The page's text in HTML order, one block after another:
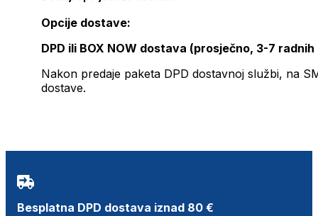
Opcije dostave:
DPD ili BOX NOW dostava (prosječno, 3-7 radnih
Nakon predaje paketa DPD dostavnoj službi, na
dostave.
Besplatna DPD dostava iznad 80 €